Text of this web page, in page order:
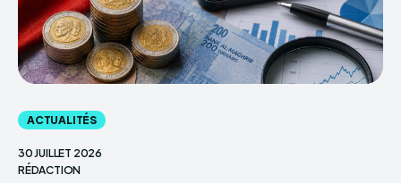
ACTUALITÉS
30 JUILLET 2026
RÉDACTION